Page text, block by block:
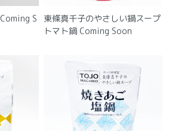
Coming S
東條真千子のやさしい鍋スープ
トマト鍋 Coming Soon